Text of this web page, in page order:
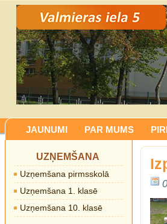
JAUNUMI PAR MUMS
UZŅEMŠANA
Uzņemšana pirmsskolā
Uzņemšana 1. klasē
Uzņemšana 10. klasē